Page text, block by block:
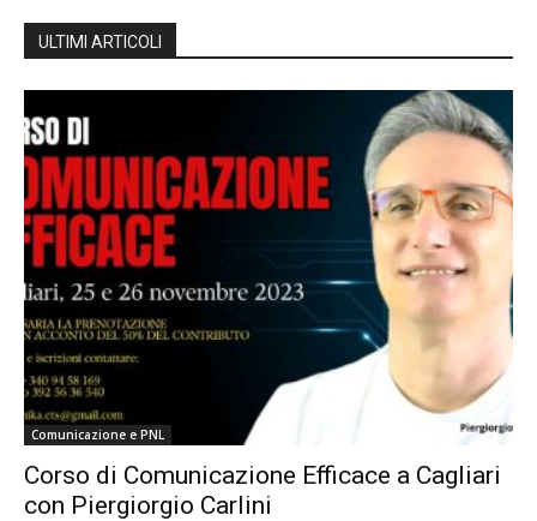
ULTIMI ARTICOLI
Comunicazione e PNL
Corso di Comunicazione Efficace a Cagliari
con Piergiorgio Carlini